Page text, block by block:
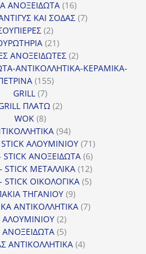
προϊόντα
ΑΝΟΞΕΙΔΩΤΑ 1616
προϊόντα
ΚΑΙ ΣΟΔΑΣ 77
22
προϊόντα
2121
προϊόντα
ΑΝΟΞΕΙΔΩΤΕΣ 22
προϊόντα
ΑΝΤΙΚΟΛΛΗΤΙΚΑ-ΚΕΡΑΜΙΚΑ-
155155
GRILL 77
προϊόντα
ΠΛΑΤΩ 22
WOK 88
προϊόντα
9494
προϊόντα
ΑΛΟΥΜΙΝΙΟΥ 7171
προϊόντα
STICK ΑΝΟΞΕΙΔΩΤΑ 66
προϊόντα
STICK ΜΕΤΑΛΛΙΚΑ 1212
προϊόντα
STICK ΟΙΚΟΛΟΓΙΚΑ 55
ΤΗΓΑΝΙΟΥ 99
προϊόντα
ΑΝΤΙΚΟΛΛΗΤΙΚΑ 77
ΑΛΟΥΜΙΝΙΟΥ 22
προϊόντα
ΑΝΟΞΕΙΔΩΤΑ 55
προϊόντα
ΑΝΤΙΚΟΛΛΗΤΙΚΑ 44